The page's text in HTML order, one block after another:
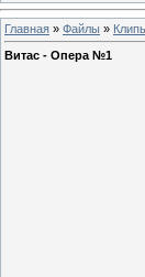
Главная » Файлы »
Витас - Опера №1